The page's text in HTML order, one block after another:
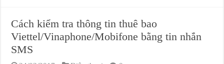
Cách kiểm tra thông tin thuê bao
Viettel/Vinaphone/Mobifone bằng tin nhắn
SMS